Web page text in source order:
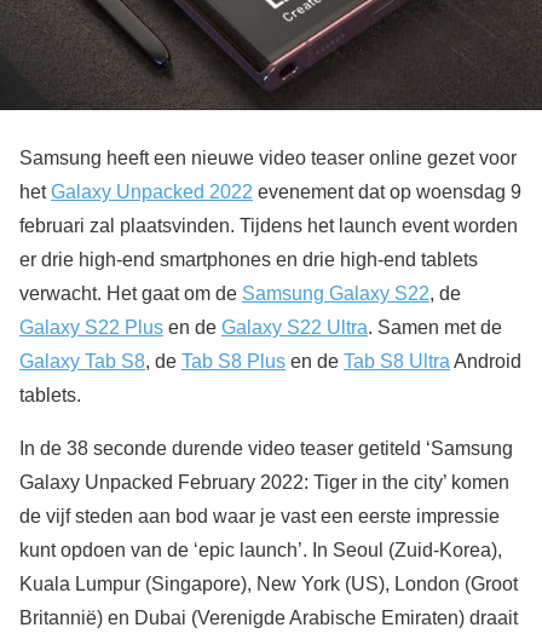
Samsung heeft een nieuwe video teaser online gezet voor
hetGalaxy Unpacked 2022 evenement dat op woensdag 9
februari zal plaatsvinden. Tijdens het launch event worden
er drie high-end smartphones en drie high-end tablets
verwacht. Het gaat om de Samsung Galaxy S22, de
Galaxy S22 Plus en de Galaxy S22 Ultra. Samen met de
Galaxy Tab S8, de Tab S8 Plus en de Tab S8 Ultra Android
tablets.
In de 38 seconde durende video teaser getiteld ‘Samsung
Galaxy Unpacked February 2022: Tiger in the city’ komen
de vijf steden aan bod waar je vast een eerste impressie
kunt opdoen van de ‘epic launch’. In Seoul (Zuid-Korea),
Kuala Lumpur (Singapore), New York (US), London (Groot
Britannië) en Dubai (Verenigde Arabische Emiraten) draait